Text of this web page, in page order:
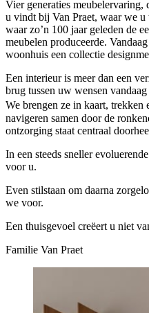
Vier generaties meubelervaring,
u vindt bij Van Praet, waar we
waar zo’n 100 jaar geleden de
meubelen produceerde.
woonhuis een collectie
Een interieur is meer dan een
brug tussen uw wensen
We brengen ze in kaart,
navigeren samen door de
ontzorging staat centraal
In een steeds sneller
voor u.
Even stilstaan om daarna
we voor.
Een thuisgevoel creëert u niet
Familie Van Praet